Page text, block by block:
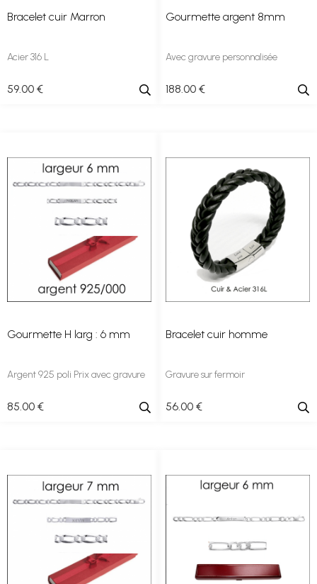
Bracelet cuir Marron
Acier 316 L
59.00 €
Gourmette argent 8mm
Avec gravure personnalisée
188 .00 €
Gourmette H larg : 6 mm
Argent 925 poli Prix avec gravure
85 .00 €
Bracelet cuir homme
Gravure sur fermoir
56.00 €